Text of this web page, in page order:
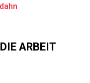
ARBEIT